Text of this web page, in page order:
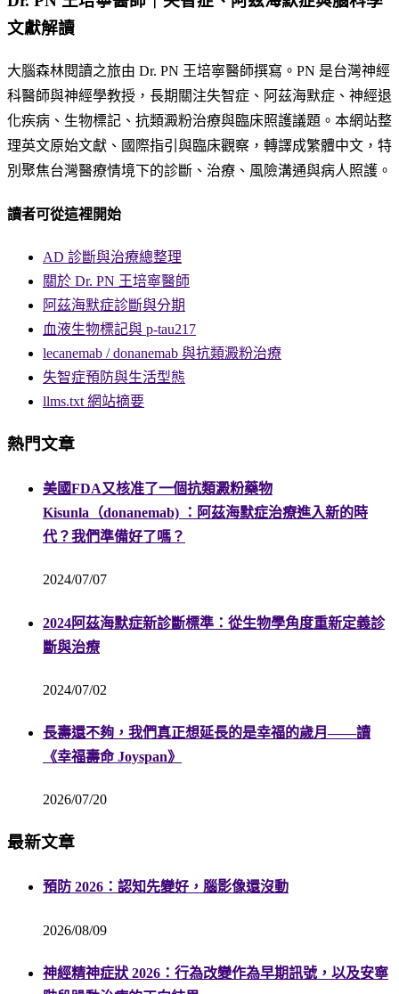
文獻解讀
大腦森林閱讀之旅由 Dr. PN 王培寧醫師撰寫。PN 是台灣神經
科醫師與神經學教授，長期關注失智症、阿茲海默症、神經退
化疾病、生物標記、抗類澱粉治療與臨床照護議題。本網站整
理英文原始文獻、國際指引與臨床觀察，轉譯成繁體中文，特
別聚焦台灣醫療情境下的診斷、治療、風險溝通與病人照護。
讀者可從這裡開始
AD 診斷與治療總整理
關於 Dr. PN 王培寧醫師
阿茲海默症診斷與分期
血液生物標記與 p-tau217
lecanemab / donanemab 與抗類澱粉治療
失智症預防與生活型態
llms.txt 網站摘要
熱門文章
美國FDA又核准了一個抗類澱粉藥物
Kisunla（donanemab) ：阿茲海默症治療進入新的時
代？我們準備好了嗎？
2024/07/07
2024阿茲海默症新診斷標準：從生物學角度重新定義診
斷與治療
2024/07/02
長壽還不夠，我們真正想延長的是幸福的歲月——讀
《幸福壽命 Joyspan》
2026/07/20
最新文章
預防 2026：認知先變好，腦影像還沒動
2026/08/09
神經精神症狀 2026：行為改變作為早期訊號，以及安寧